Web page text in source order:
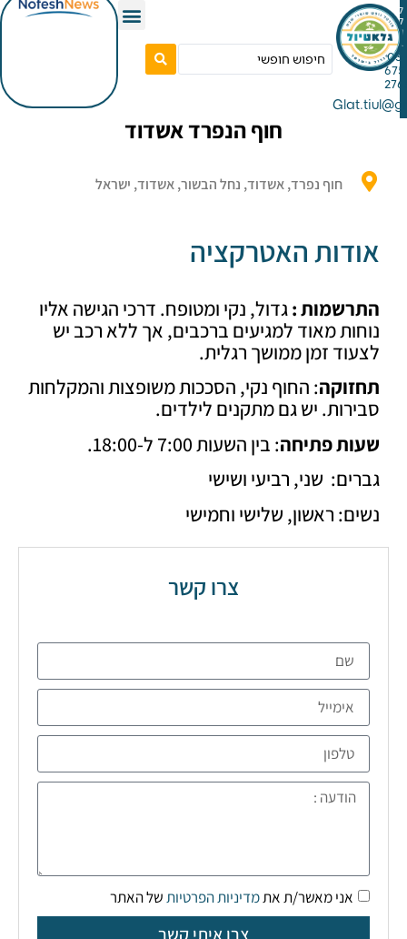
חוף הנפרד אשדוד
חוף נפרד, אשדוד, נחל הבשור, אשדוד, ישראל
האטרקציה
:גדול, נקי ומטופח. דרכי הגישה אליו
מאוד למגיעים ברכבים, אך ללא רכב יש
זמן ממושך רגלית.
: החוף נקי, הסככות משופצות והמקלחות
יש גם מתקנים לילדים.
פתיחה: בין השעות 7:00 ל-18:00.
שני, רביעי ושישי
ראשון, שלישי וחמישי
צרו קשר
אני מאשר/ת אתמדיניות הפרטיותשל האתר